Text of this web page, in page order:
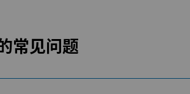
常见问题